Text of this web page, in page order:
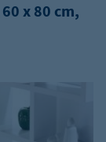
x 80 cm,